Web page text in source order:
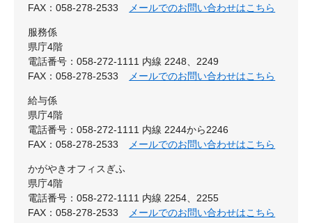
FAX：058-278-2533
メールでのお問い合わせはこちら
服務係
県庁4階
電話番号：058-272-1111 内線 2248、2249
FAX：058-278-2533
メールでのお問い合わせはこちら
給与係
県庁4階
電話番号：058-272-1111 内線 2244から2246
FAX：058-278-2533
メールでのお問い合わせはこちら
かがやきオフィスぎふ
県庁4階
電話番号：058-272-1111 内線 2254、2255
FAX：058-278-2533
メールでのお問い合わせはこちら